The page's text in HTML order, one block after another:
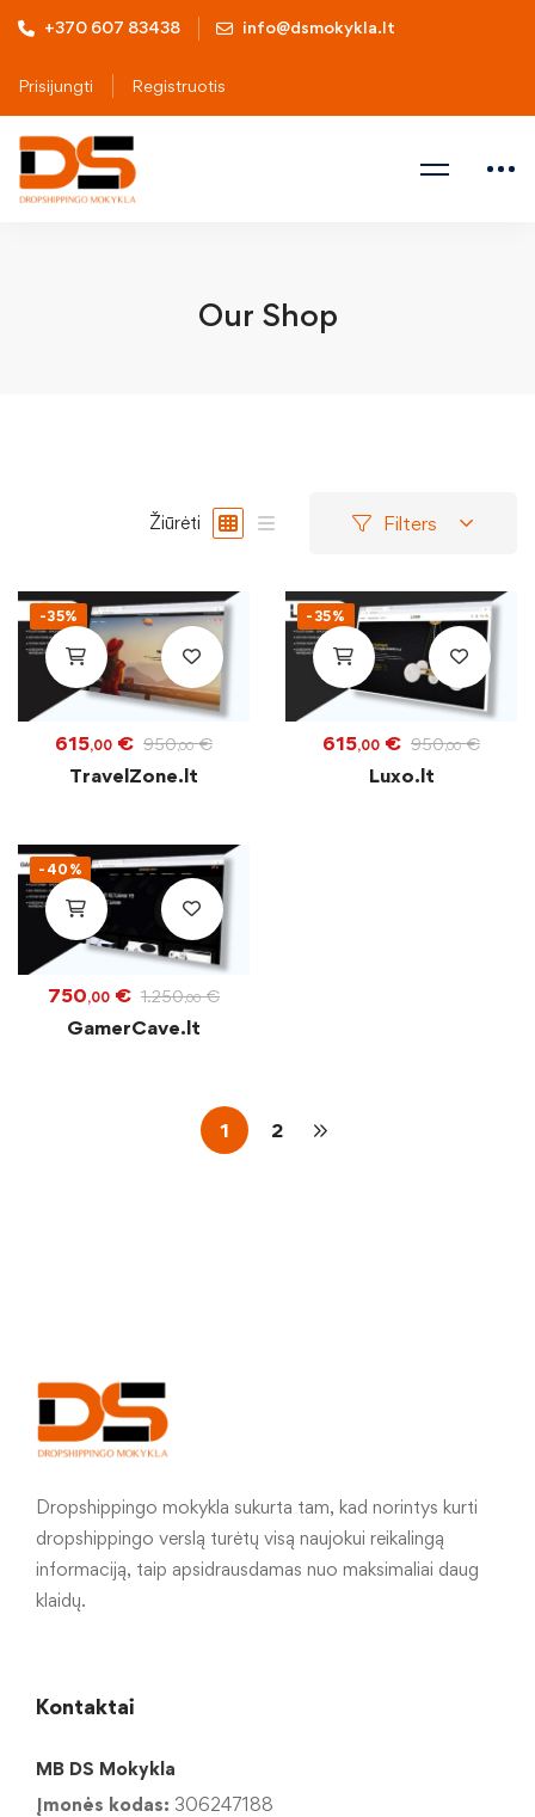
+370 607 83438 info@dsmokykla.lt
Prisijungti Registruotis
Our Shop
Žiūrėti Filters
-35%
615,00 € 950,00 €
TravelZone.lt
-35%
615,00 € 950,00 €
Luxo.lt
-40%
750,00 € 1.250,00 €
GamerCave.lt
1 2
Dropshippingo mokykla sukurta tam, kad norintys kurti
dropshippingo verslą turėtų visą naujokui reikalingą
informaciją, taip apsidrausdamas nuo maksimaliai daug
klaidų.
Kontaktai
MB DS Mokykla
Įmonės kodas: 306247188